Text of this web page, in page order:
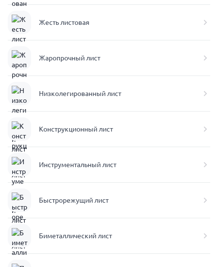
Жесть листовая
Жаропрочный лист
Низколегированный лист
Конструкционный лист
Инструментальный лист
Быстрорежущий лист
Биметаллический лист